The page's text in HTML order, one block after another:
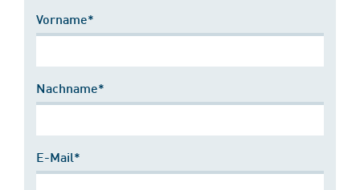
Vorname*
Nachname*
E-Mail*